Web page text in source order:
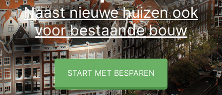
Naast nieuwe huizen ook
voor bestaande bouw
START MET BESPAREN